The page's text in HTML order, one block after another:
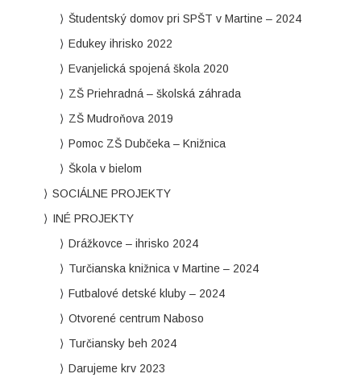
Študentský domov pri SPŠT v Martine – 2024
Edukey ihrisko 2022
Evanjelická spojená škola 2020
ZŠ Priehradná – školská záhrada
ZŠ Mudroňova 2019
Pomoc ZŠ Dubčeka – Knižnica
Škola v bielom
SOCIÁLNE PROJEKTY
INÉ PROJEKTY
Drážkovce – ihrisko 2024
Turčianska knižnica v Martine – 2024
Futbalové detské kluby – 2024
Otvorené centrum Naboso
Turčiansky beh 2024
Darujeme krv 2023